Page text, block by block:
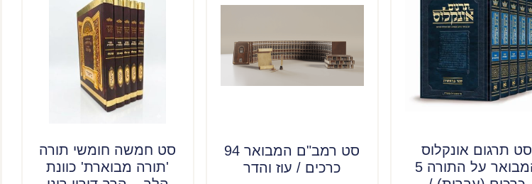
סט תרגום אונקלוס
המבואר על התורה 5
סט רמב"ם המבואר 94
כרכים / עוז והדר
סט חמשה חומשי תורה
'תורה מבוארת' כוונת